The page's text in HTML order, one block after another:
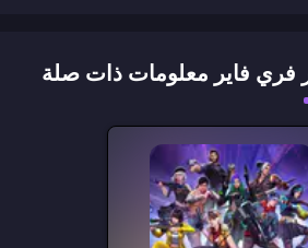
فري فاير معلومات ذات صلة